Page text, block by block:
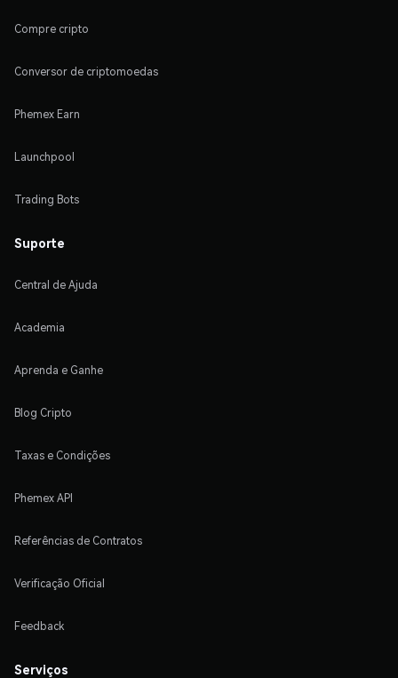
Compre cripto
Conversor de criptomoedas
Phemex Earn
Launchpool
Trading Bots
Suporte
Central de Ajuda
Academia
Aprenda e Ganhe
Blog Cripto
Taxas e Condições
Phemex API
Referências de Contratos
Verificação Oficial
Feedback
Serviços